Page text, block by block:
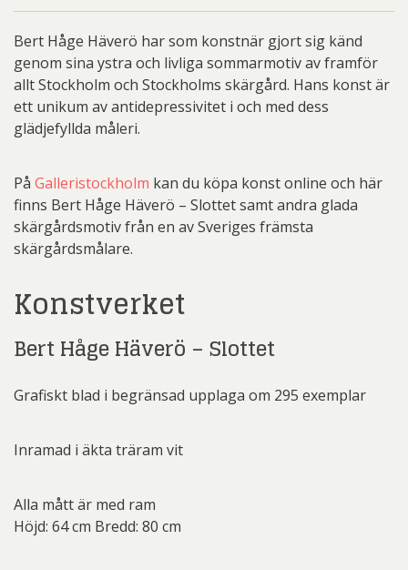
Bert Håge Häverö har som konstnär gjort sig känd
genom sina ystra och livliga sommarmotiv av framför
allt Stockholm och Stockholms skärgård. Hans konst är
ett unikum av antidepressivitet i och med dess
glädjefyllda måleri.
På Galleristockholm kan du köpa konst online och här
finns Bert Håge Häverö – Slottet samt andra glada
skärgårdsmotiv från en av Sveriges främsta
skärgårdsmålare.
Konstverket
Bert Håge Häverö – Slottet
Grafiskt blad i begränsad upplaga om 295 exemplar
Inramad i äkta träram vit
Alla mått är med ram
Höjd: 64 cm Bredd: 80 cm